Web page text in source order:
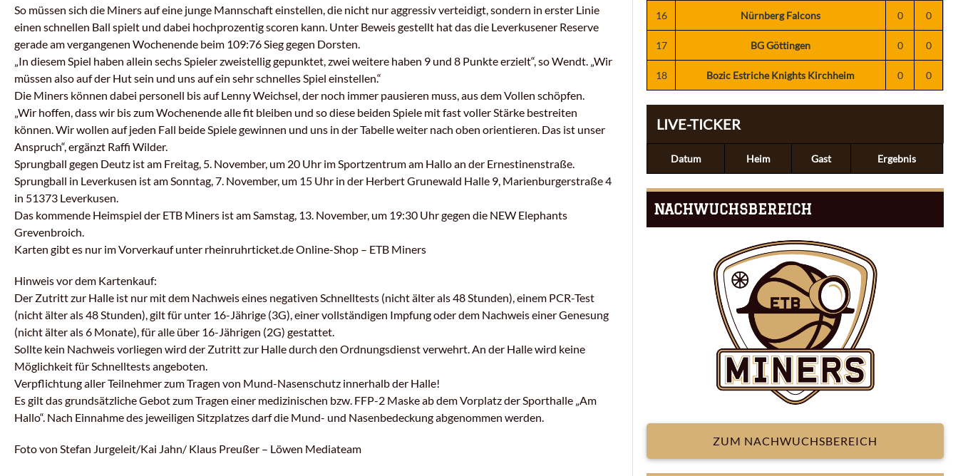
So müssen sich die Miners auf eine junge Mannschaft einstellen, die nicht nur aggressiv verteidigt, sondern in erster Linie
einen schnellen Ball spielt und dabei hochprozentig scoren kann. Unter Beweis gestellt hat das die Leverkusener Reserve
gerade am vergangenen Wochenende beim 109:76 Sieg gegen Dorsten.
„In diesem Spiel haben allein sechs Spieler zweistellig gepunktet, zwei weitere haben 9 und 8 Punkte erzielt“, so Wendt. „Wir
müssen also auf der Hut sein und uns auf ein sehr schnelles Spiel einstellen.“
Die Miners können dabei personell bis auf Lenny Weichsel, der noch immer pausieren muss, aus dem Vollen schöpfen.
„Wir hoffen, dass wir bis zum Wochenende alle fit bleiben und so diese beiden Spiele mit fast voller Stärke bestreiten
können. Wir wollen auf jeden Fall beide Spiele gewinnen und uns in der Tabelle weiter nach oben orientieren. Das ist unser
Anspruch“, ergänzt Raffi Wilder.
Sprungball gegen Deutz ist am Freitag, 5. November, um 20 Uhr im Sportzentrum am Hallo an der Ernestinenstraße.
Sprungball in Leverkusen ist am Sonntag, 7. November, um 15 Uhr in der Herbert Grunewald Halle 9, Marienburgerstraße 4
in 51373 Leverkusen.
Das kommende Heimspiel der ETB Miners ist am Samstag, 13. November, um 19:30 Uhr gegen die NEW Elephants
Grevenbroich.
Karten gibt es nur im Vorverkauf unter rheinruhrticket.de Online-Shop – ETB Miners
Hinweis vor dem Kartenkauf:
Der Zutritt zur Halle ist nur mit dem Nachweis eines negativen Schnelltests (nicht älter als 48 Stunden), einem PCR-Test
(nicht älter als 48 Stunden), gilt für unter 16-Jährige (3G), einer vollständigen Impfung oder dem Nachweis einer Genesung
(nicht älter als 6 Monate), für alle über 16-Jährigen (2G) gestattet.
Sollte kein Nachweis vorliegen wird der Zutritt zur Halle durch den Ordnungsdienst verwehrt. An der Halle wird keine
Möglichkeit für Schnelltests angeboten.
Verpflichtung aller Teilnehmer zum Tragen von Mund-Nasenschutz innerhalb der Halle!
Es gilt das grundsätzliche Gebot zum Tragen einer medizinischen bzw. FFP-2 Maske ab dem Vorplatz der Sporthalle „Am
Hallo“. Nach Einnahme des jeweiligen Sitzplatzes darf die Mund- und Nasenbedeckung abgenommen werden.
Foto von Stefan Jurgeleit/Kai Jahn/ Klaus Preußer – Löwen Mediateam
16 Nürnberg Falcons 0 0
17 BG Göttingen 0 0
18 Bozic Estriche Knights Kirchheim 0 0
LIVE-TICKER
Datum Heim Gast Ergebnis
NACHWUCHSBEREICH
ZUM NACHWUCHSBEREICH